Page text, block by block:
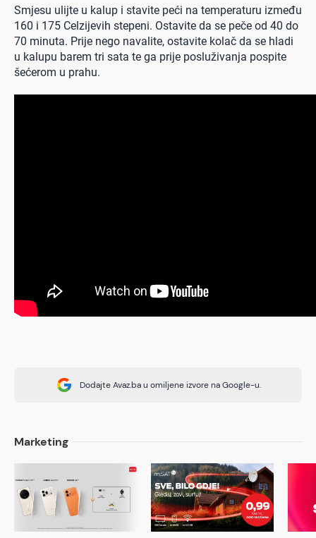
Smjesu ulijte u kalup i stavite peći na temperaturu između
160 i 175 Celzijevih stepeni. Ostavite da se peče od 40 do
70 minuta. Prije nego navalite, ostavite kolač da se hladi
u kalupu barem tri sata te ga prije posluživanja pospite
šećerom u prahu.
Dodajte Avaz.ba u omiljene izvore na Google-u.
Marketing